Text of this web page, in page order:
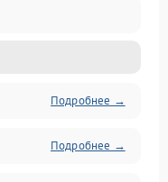
Подробнее →
Подробнее →